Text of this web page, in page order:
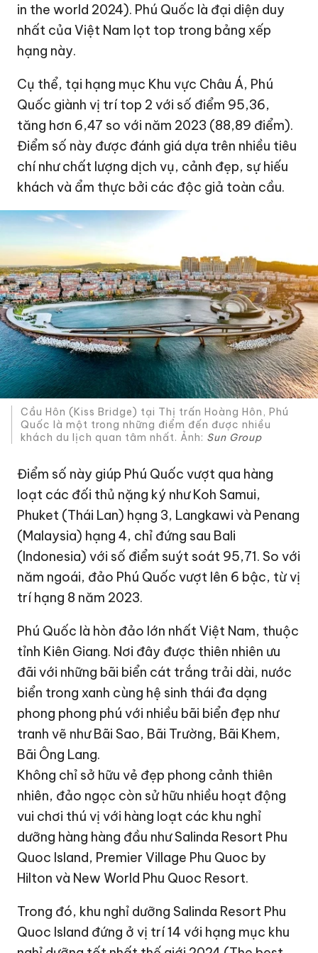
in the world 2024). Phú Quốc là đại diện duy
nhất của Việt Nam lọt top trong bảng xếp
hạng này.
Cụ thể, tại hạng mục Khu vực Châu Á, Phú
Quốc giành vị trí top 2 với số điểm 95,36,
tăng hơn 6,47 so với năm 2023 (88,89 điểm).
Điểm số này được đánh giá dựa trên nhiều tiêu
chí như chất lượng dịch vụ, cảnh đẹp, sự hiếu
khách và ẩm thực bởi các độc giả toàn cầu.
Cầu Hôn (Kiss Bridge) tại Thị trấn Hoàng Hôn, Phú
Quốc là một trong những điểm đến được nhiều
khách du lịch quan tâm nhất. Ảnh: Sun Group
Điểm số này giúp Phú Quốc vượt qua hàng
loạt các đối thủ nặng ký như Koh Samui,
Phuket (Thái Lan) hạng 3, Langkawi và Penang
(Malaysia) hạng 4, chỉ đứng sau Bali
(Indonesia) với số điểm suýt soát 95,71. So với
năm ngoái, đảo Phú Quốc vượt lên 6 bậc, từ vị
trí hạng 8 năm 2023.
Phú Quốc là hòn đảo lớn nhất Việt Nam, thuộc
tỉnh Kiên Giang. Nơi đây được thiên nhiên ưu
đãi với những bãi biển cát trắng trải dài, nước
biển trong xanh cùng hệ sinh thái đa dạng
phong phong phú với nhiều bãi biển đẹp như
tranh vẽ như Bãi Sao, Bãi Trường, Bãi Khem,
Bãi Ông Lang.
Không chỉ sở hữu vẻ đẹp phong cảnh thiên
nhiên, đảo ngọc còn sử hữu nhiều hoạt động
vui chơi thú vị với hàng loạt các khu nghỉ
dưỡng hàng hàng đầu như Salinda Resort Phu
Quoc Island, Premier Village Phu Quoc by
Hilton và New World Phu Quoc Resort.
Trong đó, khu nghỉ dưỡng Salinda Resort Phu
Quoc Island đứng ở vị trí 14 với hạng mục khu